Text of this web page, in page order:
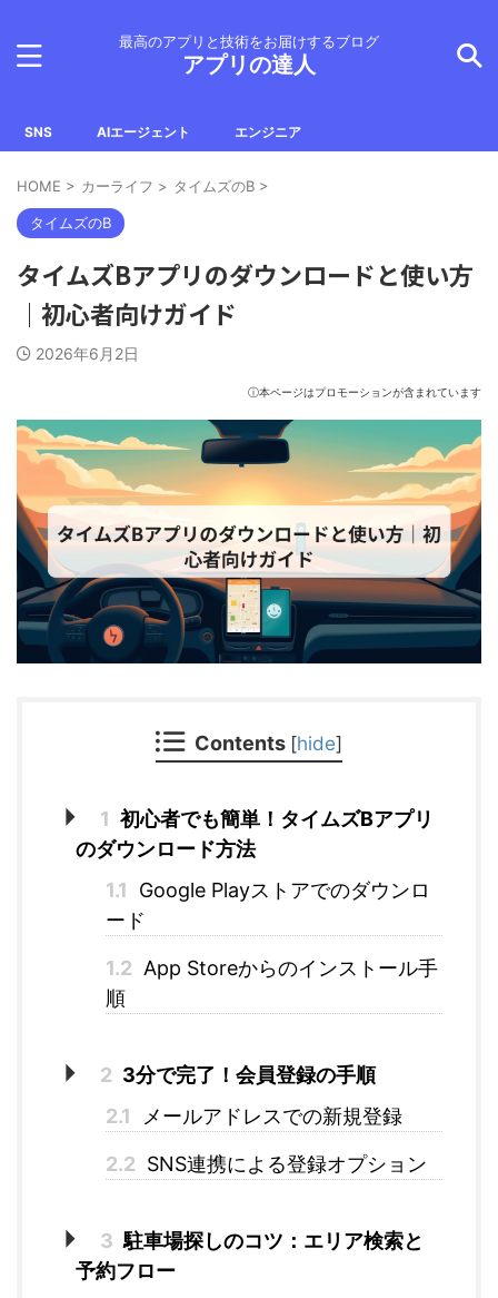
最高のアプリと技術をお届けするブログ
アプリの達人
SNS AIエージェント エンジニア
HOME > カーライフ > タイムズのB >
タイムズのB
タイムズBアプリのダウンロードと使い方
｜初心者向けガイド
2026年6月2日
ⓘ本ページはプロモーションが含まれています
Contents [hide]
1 初心者でも簡単！タイムズBアプリ
のダウンロード方法
1.1
Google Playストアでのダウンロ
ード
1.2 App Storeからのインストール手
順
2 3分で完了！会員登録の手順
2.1
メールアドレスでの新規登録
2.2 SNS連携による登録オプション
3 駐車場探しのコツ：エリア検索と
予約フロー